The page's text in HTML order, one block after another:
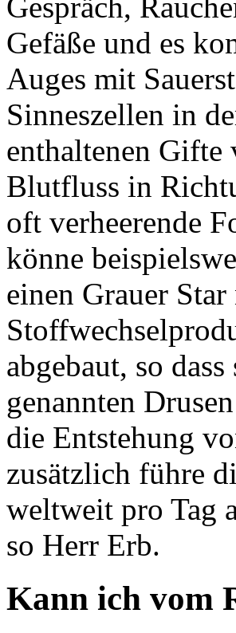
Gefäße und es
Auges mit
Sinneszellen in
enthaltenen Gifte
Blutfluss in
oft verheerende
könne
einen Grauer
abgebaut, so
genannten
die Entstehung
zusätzlich führe
weltweit pro Tag
so Herr Erb.
Kann ich vom